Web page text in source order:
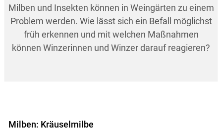
Milben und Insekten können in Weingärten zu einem
Problem werden. Wie lässt sich ein Befall möglichst
früh erkennen und mit welchen Maßnahmen
können Winzerinnen und Winzer darauf reagieren?
Milben: Kräuselmilbe